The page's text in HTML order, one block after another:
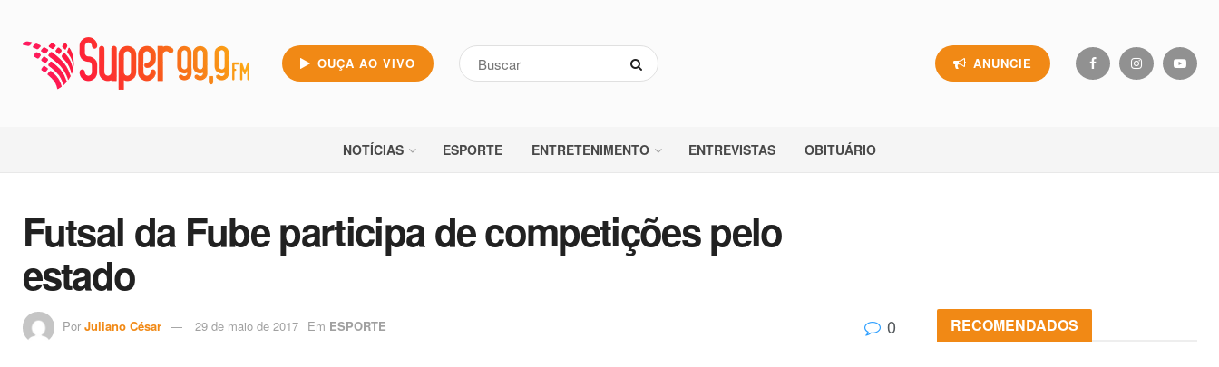
OUÇA AO VIVO ANUNCIE
NOTÍCIAS ESPORTE ENTRETENIMENTO ENTREVISTAS OBITUÁRIO
Futsal da Fube participa de competições pelo
estado
Por Juliano César 29 de maio de 2017 Em ESPORTE 0 RECOMENDADOS